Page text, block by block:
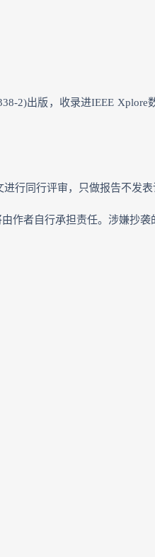
2)出版，收录进IEEE
行同行评审，只做报告不发
作者自行承担责任。涉嫌抄